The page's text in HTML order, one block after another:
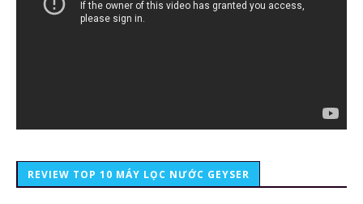
REVIEW TOP 10 MÁY LỌC NƯỚC GEYSER